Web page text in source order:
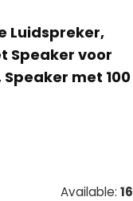
Luidspreker,
Speaker voor
Speaker met 100
Available: 16